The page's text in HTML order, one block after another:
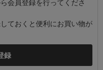
会員登録を行ってくださ
ておくと便利にお買い物が